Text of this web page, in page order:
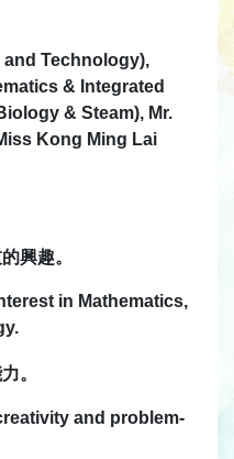
and Technology),
& Integrated
& Steam), Mr.
Kong Ming Lai
興趣。
in Mathematics,
。
and problem-